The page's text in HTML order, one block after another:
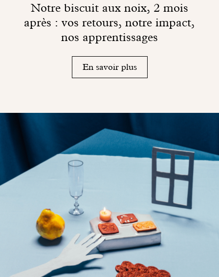
Notre biscuit aux noix, 2 mois
après : vos retours, notre impact,
nos apprentissages
En savoir plus